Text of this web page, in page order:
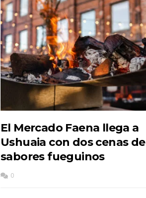
El Mercado Faena llega a
Ushuaia con dos cenas de
sabores fueguinos
0